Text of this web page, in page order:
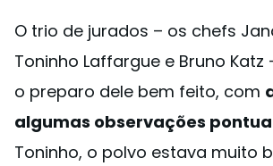
O trio de jurados – os chefs
Toninho Laffargue e Bruno Katz
o preparo dele bem feito, com
algumas observações
Toninho, o polvo estava muito